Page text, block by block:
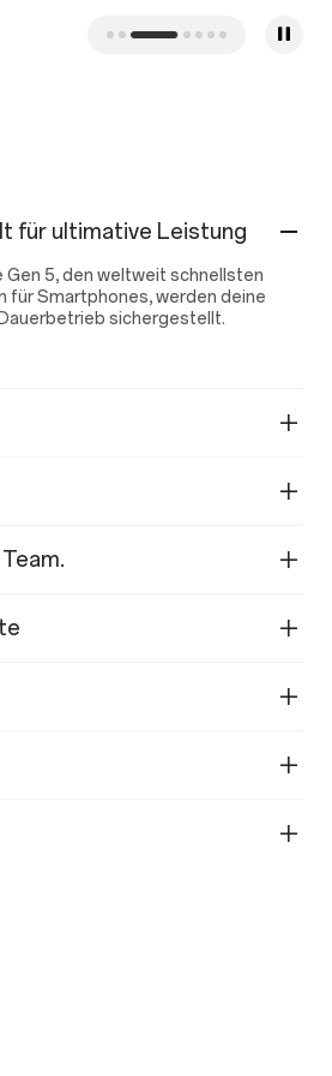
für ultimative Leistung
5, den weltweit schnellsten
für Smartphones, werden deine
sichergestellt.